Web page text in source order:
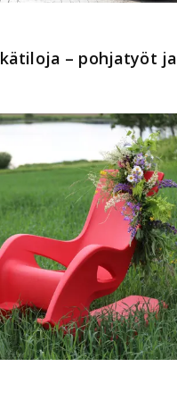
– pohjatyöt ja